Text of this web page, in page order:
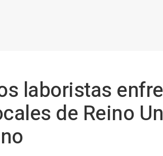
laboristas
de Reino